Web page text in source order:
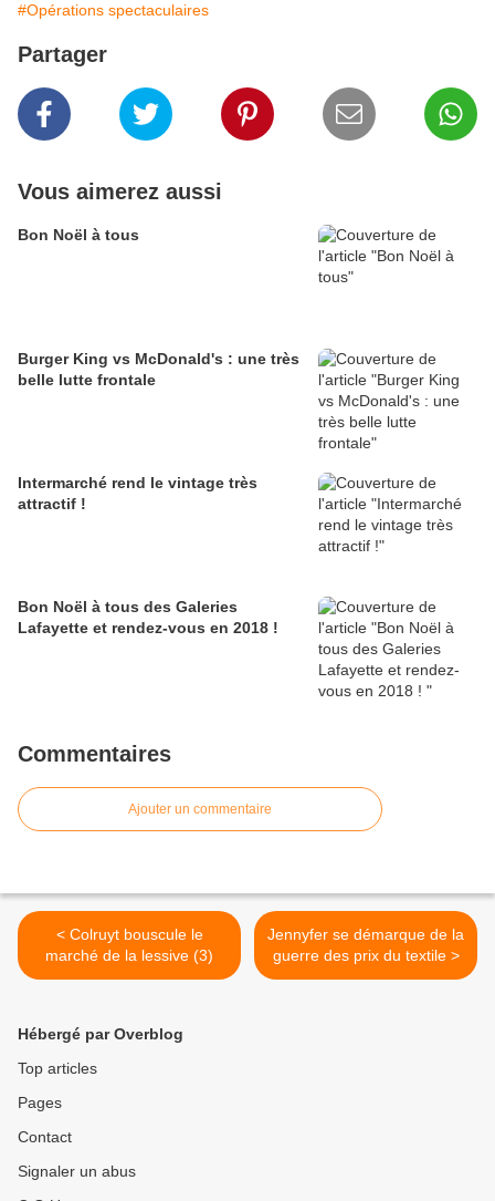
#Opérations spectaculaires
Partager
Vous aimerez aussi
Bon Noël à tous
Burger King vs McDonald's : une très
belle lutte frontale
Intermarché rend le vintage très
attractif !
Bon Noël à tous des Galeries
Lafayette et rendez-vous en 2018 !
Commentaires
Ajouter un commentaire
< Colruyt bouscule le
marché de la lessive (3)
Jennyfer se démarque de la
guerre des prix du textile >
Hébergé par Overblog
Top articles
Pages
Contact
Signaler un abus